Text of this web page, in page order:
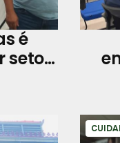
é
setor